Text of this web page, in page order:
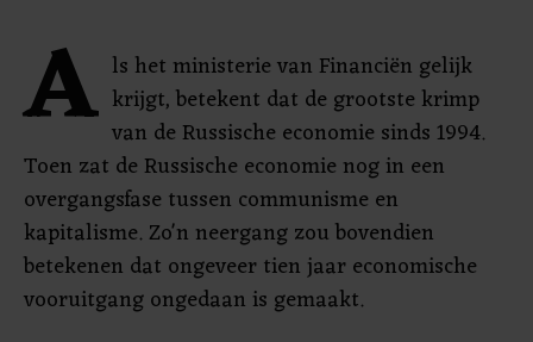
A ls het ministerie van Financiën gelijk
krijgt, betekent dat de grootste krimp
van de Russische economie sinds 1994.
Toen zat de Russische economie nog in een
overgangsfase tussen communisme en
kapitalisme. Zo'n neergang zou bovendien
betekenen dat ongeveer tien jaar economische
vooruitgang ongedaan is gemaakt.